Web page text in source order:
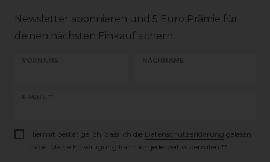
Newsletter abonnieren und 5 Euro Prämie für
deinen nächsten Einkauf sichern
VORNAME NACHNAME
E-MAIL **
Newsletter
Hiermit bestätige ich, dass ich die Daten­schutz­erklärung gelesen
habe. Meine Einwilligung kann ich jederzeit widerrufen.**